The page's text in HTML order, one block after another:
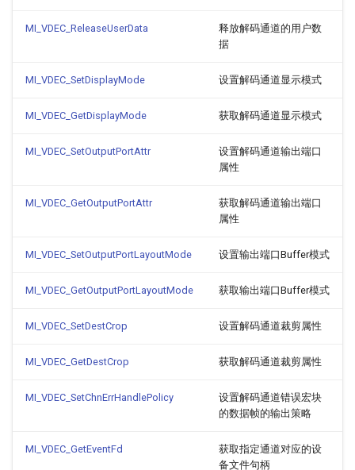
MI_VDEC_ReleaseUserData
释放解码通道的用户数
据
MI_VDEC_SetDisplayMode 设置解码通道显示模式
MI_VDEC_GetDisplayMode 获取解码通道显示模式
MI_VDEC_SetOutputPortAttr
设置解码通道输出端口
属性
MI_VDEC_GetOutputPortAttr
获取解码通道输出端口
属性
MI_VDEC_SetOutputPortLayoutMode 设置输出端口Buffer模式
MI_VDEC_GetOutputPortLayoutMode 获取输出端口Buffer模式
MI_VDEC_SetDestCrop 设置解码通道裁剪属性
MI_VDEC_GetDestCrop 获取解码通道裁剪属性
MI_VDEC_SetChnErrHandlePolicy
设置解码通道错误宏块
的数据帧的输出策略
MI_VDEC_GetEventFd
获取指定通道对应的设
备文件句柄